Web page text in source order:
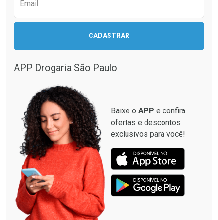
Email
CADASTRAR
APP Drogaria São Paulo
Baixe o APP e confira
ofertas e descontos
exclusivos para você!